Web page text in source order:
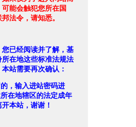
能会触犯您所在国
法令，请知悉。
您已经阅读并了解，基
所在地这些标准法规法
站需要再次确认：
，输入进站密码进
在地辖区的法定成年
本站，谢谢！